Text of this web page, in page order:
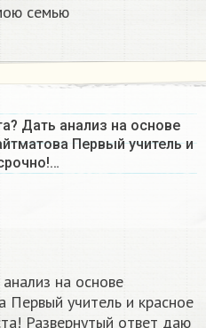
семью
Дать анализ на основе
Первый учитель и
на основе
Первый учитель и красное
Развернутый ответ даю